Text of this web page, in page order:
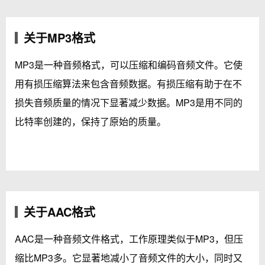
关于MP3格式
MP3是一种音频格式，可以压缩和编码音频文件。它使
用有损压缩算法来包含音频数据。有损压缩有助于在不
损失音频质量的情况下显著减少数据。MP3是用不同的
比特率创建的，保持了原始的质量。
关于AAC格式
AAC是一种音频文件格式，工作原理类似于MP3，但压
缩比MP3多。它显著地减小了音频文件的大小，同时又